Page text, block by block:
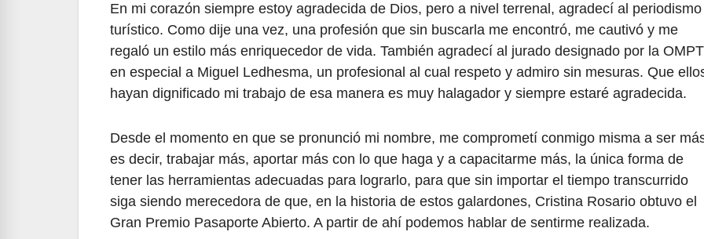
En mi corazón siempre estoy agradecida de Dios, pero a nivel terrenal, agradecí al periodismo
turístico. Como dije una vez, una profesión que sin buscarla me encontró, me cautivó y me
regaló un estilo más enriquecedor de vida. También agradecí al jurado designado por la
en especial a Miguel Ledhesma, un profesional al cual respeto y admiro sin mesuras. Que
hayan dignificado mi trabajo de esa manera es muy halagador y siempre estaré agradecida.
Desde el momento en que se pronunció mi nombre, me comprometí conmigo misma a ser
es decir, trabajar más, aportar más con lo que haga y a capacitarme más, la única forma de
tener las herramientas adecuadas para lograrlo, para que sin importar el tiempo transcurrido
siga siendo merecedora de que, en la historia de estos galardones, Cristina Rosario obtuvo el
Gran Premio Pasaporte Abierto. A partir de ahí podemos hablar de sentirme realizada.